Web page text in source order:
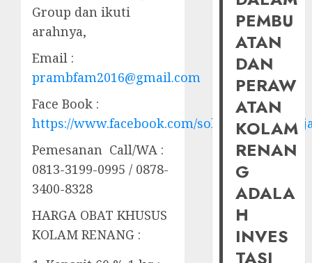
Group dan ikuti
arahnya,
Email :
prambfam2016@gmail.com
Face Book :
https://www.facebook.com/
Pemesanan Call/WA :
0813-3199-0995 / 0878-
3400-8328
HARGA OBAT KHUSUS
KOLAM RENANG :
PEMBU
ATAN
DAN
PERAW
ATAN
KOLAM
RENAN
G
ADALA
H
INVES
TASI